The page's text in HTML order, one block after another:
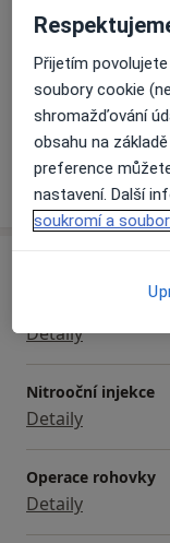
péči, provádí
výkony.
Oční onemocnění
Zelený zákal
Laserová léčba
Detaily
Nitrooční injekce
Detaily
Operace rohovky
Detaily
Přijetím
soubory cookie
shromažďování
obsahu na
preference
nastavení. Další
soukromí a